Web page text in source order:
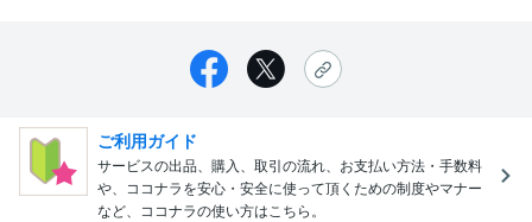
ご利用ガイド
サービスの出品、購入、取引の流れ、お支払い方法・手数料
や、ココナラを安心・安全に使って頂くための制度やマナー
など、ココナラの使い方はこちら。